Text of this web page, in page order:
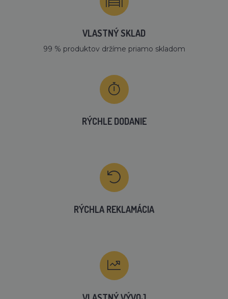
VLASTNÝ SKLAD
99 % produktov držíme priamo skladom
RÝCHLE DODANIE
RÝCHLA REKLAMÁCIA